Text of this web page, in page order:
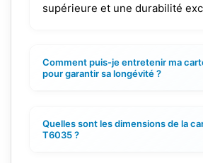
supérieure et une durabilité
Comment puis-je entretenir ma
pour garantir sa longévité ?
Quelles sont les dimensions de la
T6035 ?